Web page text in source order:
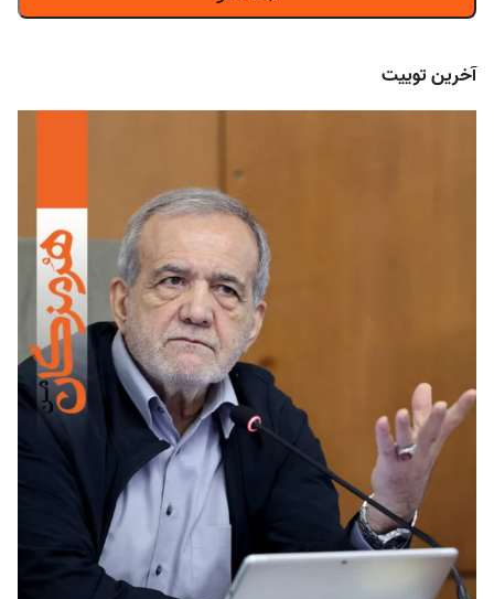
آخرین توییت